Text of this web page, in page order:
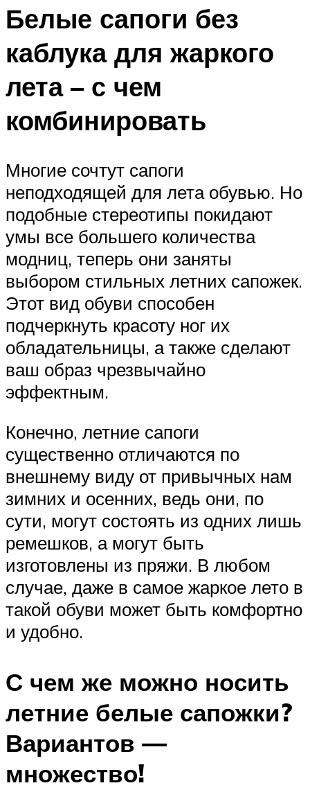
Белые сапоги без
каблука для жаркого
лета – с чем
комбинировать
Многие сочтут сапоги
неподходящей для лета обувью. Но
подобные стереотипы покидают
умы все большего количества
модниц, теперь они заняты
выбором стильных летних сапожек.
Этот вид обуви способен
подчеркнуть красоту ног их
обладательницы, а также сделают
ваш образ чрезвычайно
эффектным.
Конечно, летние сапоги
существенно отличаются по
внешнему виду от привычных нам
зимних и осенних, ведь они, по
сути, могут состоять из одних лишь
ремешков, а могут быть
изготовлены из пряжи. В любом
случае, даже в самое жаркое лето в
такой обуви может быть комфортно
и удобно.
С чем же можно носить
летние белые сапожки?
Вариантов —
множество!